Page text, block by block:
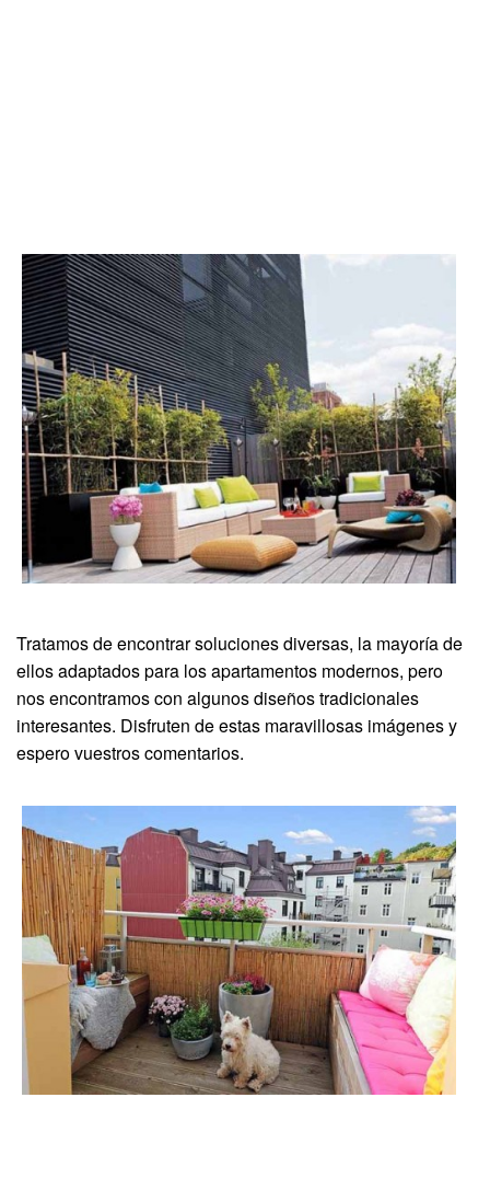
Tratamos de encontrar soluciones diversas, la mayoría de
ellos adaptados para los apartamentos modernos, pero
nos encontramos con algunos diseños tradicionales
interesantes. Disfruten de estas maravillosas imágenes y
espero vuestros comentarios.